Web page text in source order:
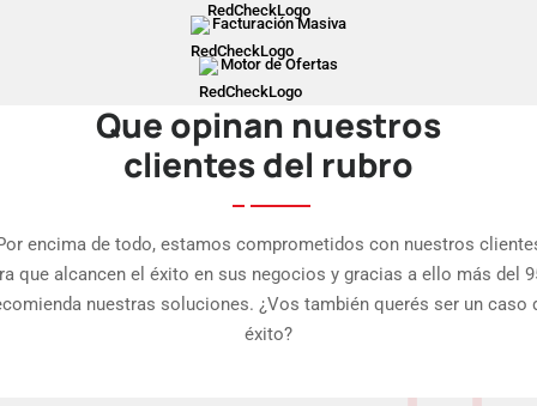
Facturación Masiva
Motor de Ofertas
Que opinan nuestros
clientes del rubro
encima de todo, estamos comprometidos con nuestros
que alcancen el éxito en sus negocios y gracias a ello más del
nuestras soluciones. ¿Vos también querés ser un caso
éxito?